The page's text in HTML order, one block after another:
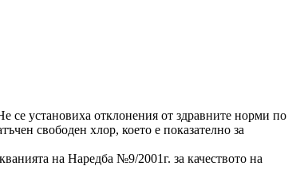
се установиха отклонения от здравните норми по
свободен хлор, което е показателно за
на Наредба №9/2001г. за качеството на